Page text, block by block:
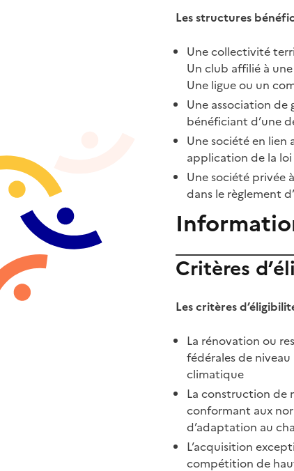
Les structures
Une collectivité
Un club affilié à
Une ligue ou un
Une association
bénéficiant d’une
Une société en
application de la loi
Une société privée
dans le règlement
Critères
Les critères
La rénovation ou
fédérales de
climatique
La construction de
conformant aux
d’adaptation au
L’acquisition
compétition de